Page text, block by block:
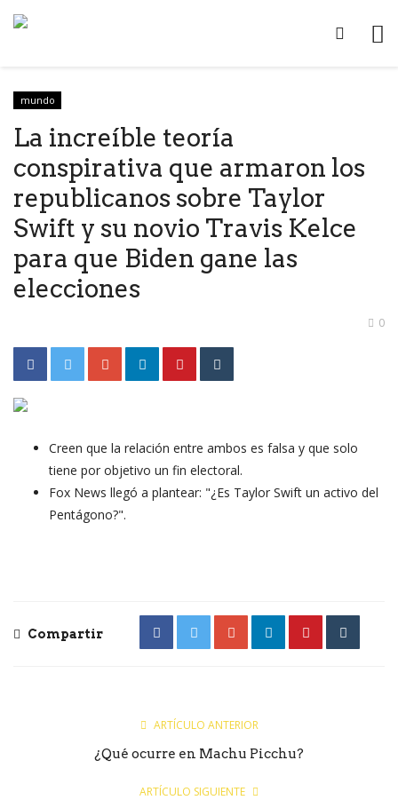
mundo
La increíble teoría
conspirativa que armaron los
republicanos sobre Taylor
Swift y su novio Travis Kelce
para que Biden gane las
elecciones
0
Creen que la relación entre ambos es falsa y que solo
tiene por objetivo un fin electoral.
Fox News llegó a plantear: "¿Es Taylor Swift un activo del
Pentágono?".
Compartir
ARTÍCULO ANTERIOR
¿Qué ocurre en Machu Picchu?
ARTÍCULO SIGUIENTE